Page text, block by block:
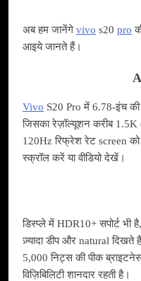
अब हम जानेंगे vivo s20 pro
आइये जानते हैं।
Vivo S20 Pro में 6.78‑इंच की
जिसका रेज़ॉल्यूशन करीब
120Hz रिफ्रेश रेट screen
स्क्रॉल करें या वीडियो देखें।
डिस्प्ले में HDR10+ सपोर्ट भी
ज़्यादा डीप और natural
5,000 निट्स की पीक
विज़िबिलिटी शानदार रहती है।